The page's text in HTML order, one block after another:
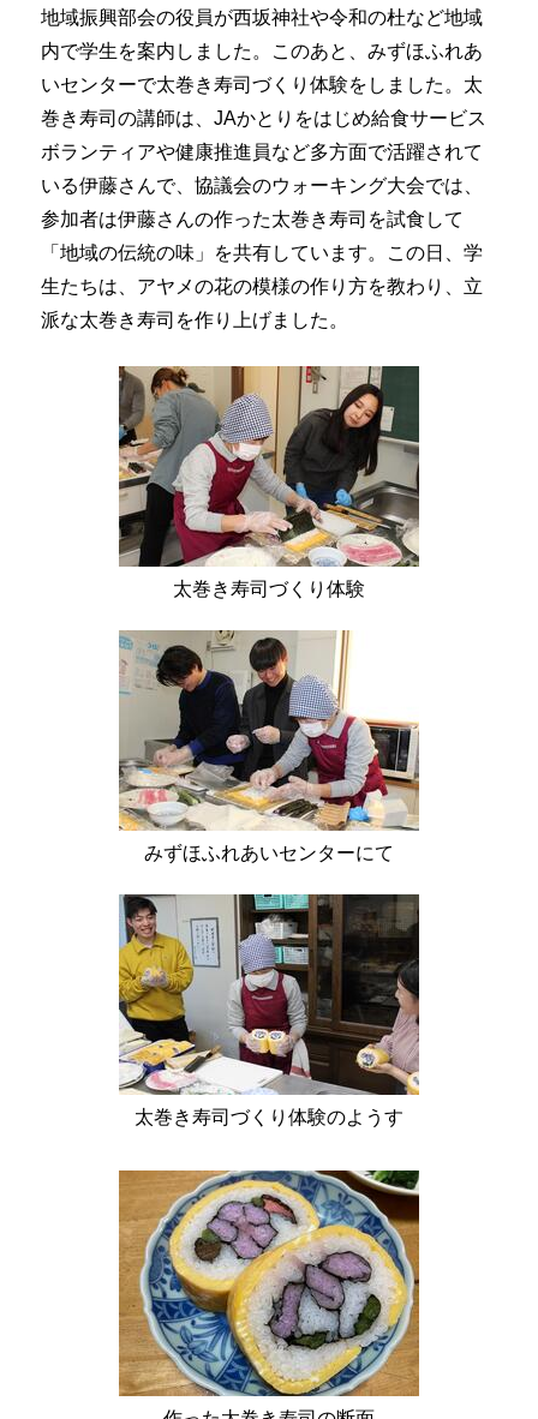
地域振興部会の役員が西坂神社や令和の杜など地域
内で学生を案内しました。このあと、みずほふれあ
いセンターで太巻き寿司づくり体験をしました。太
巻き寿司の講師は、JAかとりをはじめ給食サービス
ボランティアや健康推進員など多方面で活躍されて
いる伊藤さんで、協議会のウォーキング大会では、
参加者は伊藤さんの作った太巻き寿司を試食して
「地域の伝統の味」を共有しています。この日、学
生たちは、アヤメの花の模様の作り方を教わり、立
派な太巻き寿司を作り上げました。
太巻き寿司づくり体験
みずほふれあいセンターにて
太巻き寿司づくり体験のようす